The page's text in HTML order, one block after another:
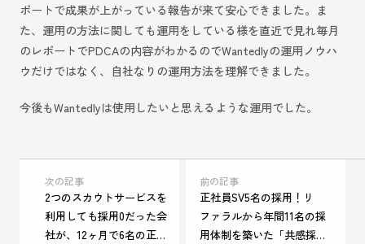
ポートで成果が上がっている報告が来て安心できました。ま
た、運用の方法に関しても運用をしている様を直近で見れ毎月
のレポートでPDCAの内容がわかるのでWantedlyの運用ノウハ
ウだけではなく、自社なりの運用方法を理解できました。
今後もWantedlyは使用したいと思えるような運用でした。
次の記事
2つのスカウトサービスを
利用しても採用0だった会
社が、12ヶ月で6名の正社
前の記事
正社員SV5名の採用！リ
ファラルから年間11名の採
用体制を築いた「共感採